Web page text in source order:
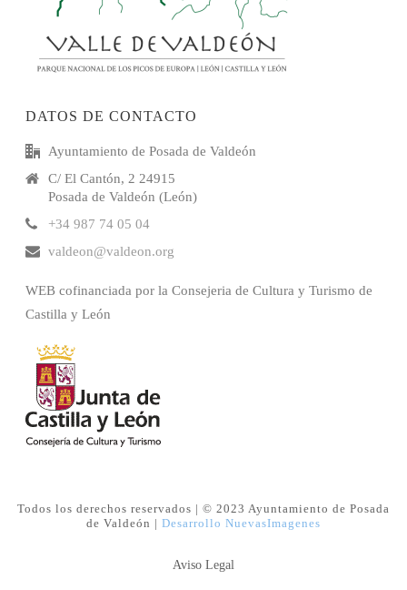
DATOS DE CONTACTO
Ayuntamiento de Posada de Valdeón
C/ El Cantón, 2 24915
Posada de Valdeón (León)
+34 987 74 05 04
valdeon@valdeon.org
WEB cofinanciada por la Consejeria de Cultura y Turismo de
Castilla y León
Todos los derechos reservados | © 2023 Ayuntamiento de Posada
de Valdeón | Desarrollo NuevasImagenes
Aviso Legal